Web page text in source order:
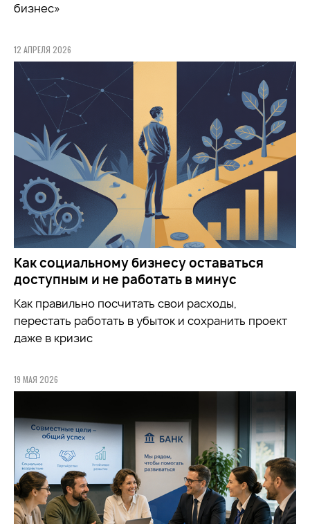
бизнес»
12 АПРЕЛЯ 2026
Как социальному бизнесу оставаться
доступным и не работать в минус
Как правильно посчитать свои расходы,
перестать работать в убыток и сохранить проект
даже в кризис
19 МАЯ 2026